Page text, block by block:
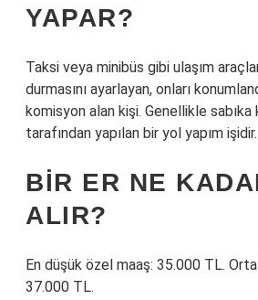
YAPAR?
Taksi veya minibüs gibi ulaşım
durmasını ayarlayan, onları
komisyon alan kişi. Genellikle sabıka
tarafından yapılan bir yol yapım işidir.
BIR ER NE
ALIR?
En düşük özel maaş: 35.000 TL.
37.000 TL.